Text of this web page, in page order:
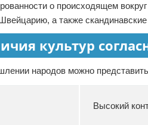
о происходящем
а также
культур
народов можно
Высокий